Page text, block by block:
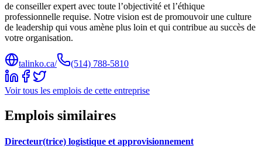
de conseiller expert avec toute l’objectivité et l’éthique
professionnelle requise. Notre vision est de promouvoir une culture
de leadership qui vous amène plus loin et qui contribue au succès de
votre organisation.
talinko.ca/ (514) 788-5810
Voir tous les emplois de cette entreprise
Emplois similaires
Directeur(trice) logistique et approvisionnement